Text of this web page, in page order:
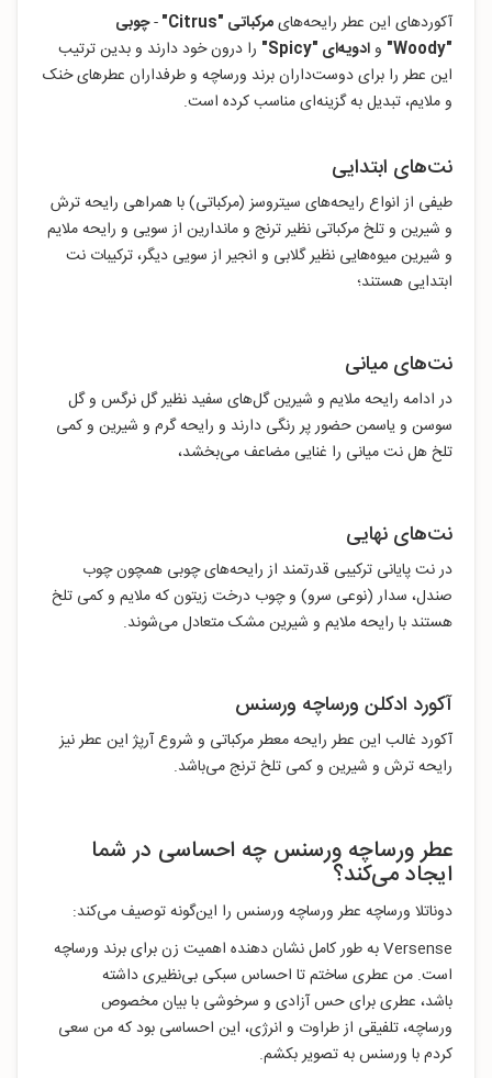
آکوردهای این عطر رایحه‌هایمرکباتی "Citrus
"
-چوبی
"Woody
" وادویه‌ای "Spicy " را درون خود دارند و بدین ترتیب
این عطر را برای دوست‌داران برند ورساچه و طرفداران عطرهای خنک
و ملایم، تبدیل به گزینه‌ای مناسب کرده است.
نت‌های ابتدایی
طیفی از انواع رایحه‌های سیتروسز (مرکباتی) با همراهی رایحه ترش
و شیرین و تلخ مرکباتی نظیر ترنج و ماندارین از سویی و رایحه ملایم
و شیرین میوه‌هایی نظیر گلابی و انجیر از سویی دیگر، ترکیبات نت
ابتدایی هستند؛
نت‌های میانی
در ادامه رایحه ملایم و شیرین گل‌های سفید نظیر گل نرگس و گل
سوسن و یاسمن حضور پر رنگی دارند و رایحه گرم و شیرین و کمی
تلخ هل نت میانی را غنایی مضاعف می‌بخشد،
نت‌های نهایی
در نت پایانی ترکیبی قدرتمند از رایحه‌های چوبی همچون چوب
صندل، سدار (نوعی سرو) و چوب درخت زیتون که ملایم و کمی تلخ
هستند با رایحه ملایم و شیرین مشک متعادل می‌شوند.
آکورد ادکلن ورساچه ورسنس
آکورد غالب این عطر رایحه معطر مرکباتی و شروع آرپژ این عطر نیز
رایحه ترش و شیرین و کمی تلخ ترنج می‌باشد.
عطر ورساچه ورسنس چه احساسی در شما
ایجاد می‌کند؟
دوناتلا ورساچه عطر ورساچه ورسنس را این‌گونه توصیف می‌کند:
Versense به طور کامل نشان دهنده اهمیت زن برای برند ورساچه
است. من عطری ساختم تا احساس سبکی بی‌نظیری داشته
باشد، عطری برای حس آزادی و سرخوشی با بیان مخصوص
ورساچه، تلفیقی از طراوت و انرژی، این احساسی بود که من سعی
کردم با ورسنس به تصویر بکشم.